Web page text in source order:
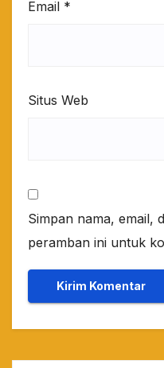
Email *
Situs Web
Simpan nama, email,
peramban ini untuk